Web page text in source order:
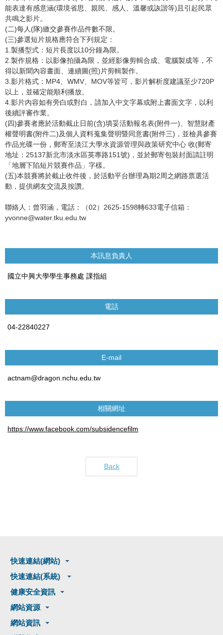
能表達有感意涵(環境省思、親民、感人、溫馨或詼諧等)且引起民眾
共鳴之影片。
(二)每人(隊)繳交參賽作品件數不限。
(三)參選短片規格應符合下列規定：
1.製播型式：短片長度以10分鐘為限。
2.製作規格：以影像拍攝為限，並經影像剪輯合成、電腦製成等，不
得以新聞內容畫面、連續圖(照)片剪輯製作。
3.影片格式：MP4、WMV、MOV等皆可，影片解析度建議至少720P
以上，並確定能順利播放。
4.影片內容如有旁白或對白，請加入中文字幕或附上書面文字，以利
後續評審作業。
(四)參賽者應於活動截止日前(含)填妥活動報名表(附件一)、智慧財產
權聲明書(附件二)及個人資料蒐集聲明暨同意書(附件三)，並檢具參賽
作品光碟一份，郵寄至淡江大學水資源管理與政策研究中心 收(郵寄
地址：25137新北市淡水區英專路151號)，並於郵寄包裝封面請註明
「地層下陷短片競賽作品」字樣。
(五)本競賽將於截止收件後，於活動平台辦理為期2周之網路票選活
動，提供網友交流及按讚。
聯絡人：曾羽涵，電話：（02）2625-1598轉633電子信箱：
yvonne@water.tku.edu.tw
本訊息負責人
國立中興大學學生事務處 課指組
電話
04-22840227
E-mail
actnam@dragon.nchu.edu.tw
相關網址
https://www.facebook.com/subsidencefilm
Back
快速連結(網站)
快速連結(系統)
健康安全資訊
網站資源
網站資訊